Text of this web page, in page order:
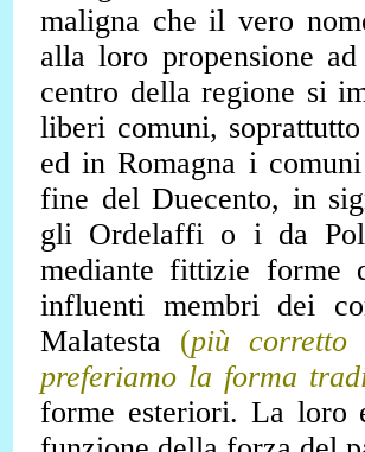
maligna che il vero
alla loro propensione
centro della regione si
liberi comuni,
ed in Romagna i
fine del Duecento, in
gli Ordelaffi o i da
mediante fittizie
influenti membri dei
Malatesta (più corretto
preferiamo la forma
forme esteriori. La loro